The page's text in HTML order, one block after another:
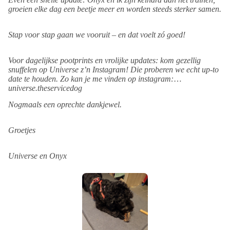
updated on our progress
platform fees. This is how whydonate is funded. This is optional
should know
groeien elke dag een beetje meer en worden steeds sterker samen.
Stap voor stap gaan we vooruit – en dat voelt zó goed!
Voor dagelijkse pootprints en vrolijke updates: kom gezellig
snuffelen op Universe z’n Instagram! Die proberen we echt up-to
date te houden. Zo kan je me vinden op instagram:
universe.theservicedog
Nogmaals een oprechte dankjewel.
Groetjes
Universe en Onyx